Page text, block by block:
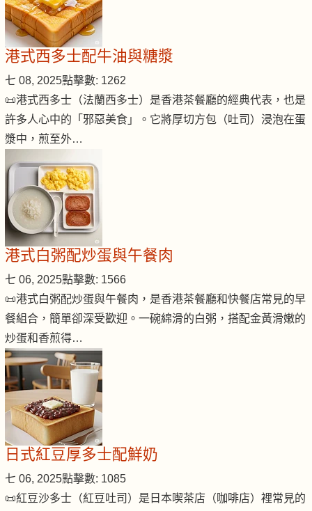
港式西多士配牛油與糖漿
七 08, 2025點擊數: 1262
📜港式西多士（法蘭西多士）是香港茶餐廳的經典代表，也是
許多人心中的「邪惡美食」。它將厚切方包（吐司）浸泡在蛋
漿中，煎至外…
港式白粥配炒蛋與午餐肉
七 06, 2025點擊數: 1566
📜港式白粥配炒蛋與午餐肉，是香港茶餐廳和快餐店常見的早
餐組合，簡單卻深受歡迎。一碗綿滑的白粥，搭配金黃滑嫩的
炒蛋和香煎得…
日式紅豆厚多士配鮮奶
七 06, 2025點擊數: 1085
📜紅豆沙多士（紅豆吐司）是日本喫茶店（咖啡店）裡常見的